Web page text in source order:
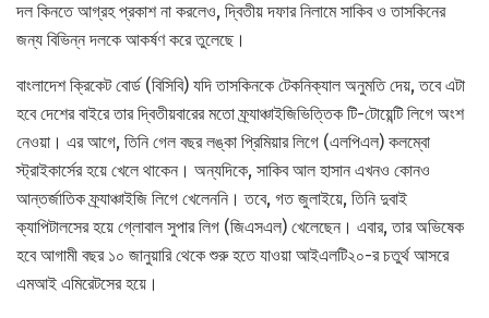
দল কিনতে আগ্রহ প্রকাশ না করলেও, দ্বিতীয় দফার নিলামে সাকিব ও তাসকিনের
জন্য বিভিন্ন দলকে আকর্ষণ করে তুলেছে।
বাংলাদেশ ক্রিকেট বোর্ড (বিসিবি) যদি তাসকিনকে টেকনিক্যাল অনুমতি দেয়, তবে এটা
হবে দেশের বাইরে তার দ্বিতীয়বারের মতো ফ্র্যাঞ্চাইজিভিত্তিক টি-টোয়েন্টি লিগে অংশ
নেওয়া। এর আগে, তিনি গেল বছর লঙ্কা প্রিমিয়ার লিগে (এলপিএল) কলম্বো
স্ট্রাইকার্সের হয়ে খেলে থাকেন। অন্যদিকে, সাকিব আল হাসান এখনও কোনও
আন্তর্জাতিক ফ্র্যাঞ্চাইজি লিগে খেলেননি। তবে, গত জুলাইয়ে, তিনি দুবাই
ক্যাপিটালসের হয়ে গ্লোবাল সুপার লিগ (জিএসএল) খেলেছেন। এবার, তার অভিষেক
হবে আগামী বছর ১০ জানুয়ারি থেকে শুরু হতে যাওয়া আইএলটি২০-র চতুর্থ আসরে
এমআই এমিরেটসের হয়ে।